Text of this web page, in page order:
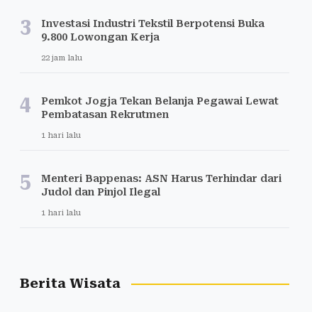
3
Investasi Industri Tekstil Berpotensi Buka
9.800 Lowongan Kerja
22 jam lalu
4
Pemkot Jogja Tekan Belanja Pegawai Lewat
Pembatasan Rekrutmen
1 hari lalu
5
Menteri Bappenas: ASN Harus Terhindar dari
Judol dan Pinjol Ilegal
1 hari lalu
Berita Wisata